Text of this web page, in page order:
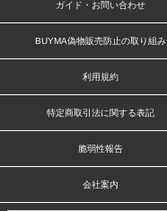
ガイド・お問い合わせ
BUYMA偽物販売防止の取り組み
利用規約
特定商取引法に関する表記
脆弱性報告
会社案内